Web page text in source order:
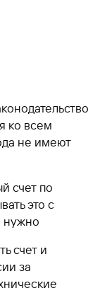
ко всем
не имеют
счет по
это с
нужно
счет и
за